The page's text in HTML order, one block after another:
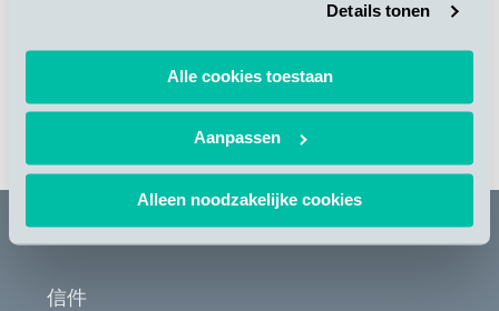
Details tonen
Alle cookies toestaan
Aanpassen
Alleen noodzakelijke cookies
信件